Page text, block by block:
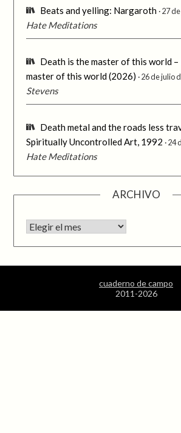
Beats and yelling: Nargaroth 27
Hate Meditations
Death is the master of this world
master of this world (2026)
26 de julio
Stevens
Death metal and the roads less
Spiritually Uncontrolled Art, 1992
24
Hate Meditations
ARCHIVO
Archivo
cuaderno de campo
2011-2026